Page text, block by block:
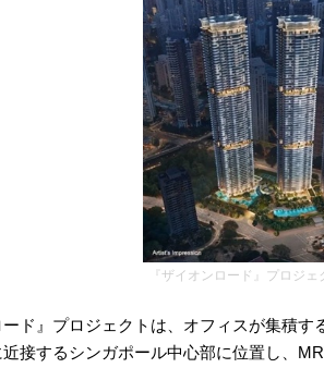
『ザイオンロード』プロジ
ード』プロジェクトは、オフィスが集積
接するシンガポール中心部に位置し、